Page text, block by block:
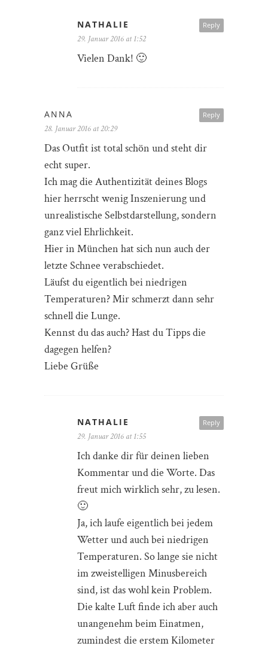
Reply
NATHALIE
29. Januar 2016 at 1:52
Vielen Dank! 🙂
Reply
ANNA
28. Januar 2016 at 20:29
Das Outfit ist total schön und steht dir
echt super.
Ich mag die Authentizität deines Blogs
hier herrscht wenig Inszenierung und
unrealistische Selbstdarstellung, sondern
ganz viel Ehrlichkeit.
Hier in München hat sich nun auch der
letzte Schnee verabschiedet.
Läufst du eigentlich bei niedrigen
Temperaturen? Mir schmerzt dann sehr
schnell die Lunge.
Kennst du das auch? Hast du Tipps die
dagegen helfen?
Liebe Grüße
Reply
NATHALIE
29. Januar 2016 at 1:55
Ich danke dir für deinen lieben
Kommentar und die Worte. Das
freut mich wirklich sehr, zu lesen.
🙂
Ja, ich laufe eigentlich bei jedem
Wetter und auch bei niedrigen
Temperaturen. So lange sie nicht
im zweistelligen Minusbereich
sind, ist das wohl kein Problem.
Die kalte Luft finde ich aber auch
unangenehm beim Einatmen,
zumindest die erstem Kilometer